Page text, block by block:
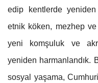
edip kentlerde
etnik köken, mezhep ve
yeni komşuluk ve
yeniden harmanlandık.
sosyal yaşama,